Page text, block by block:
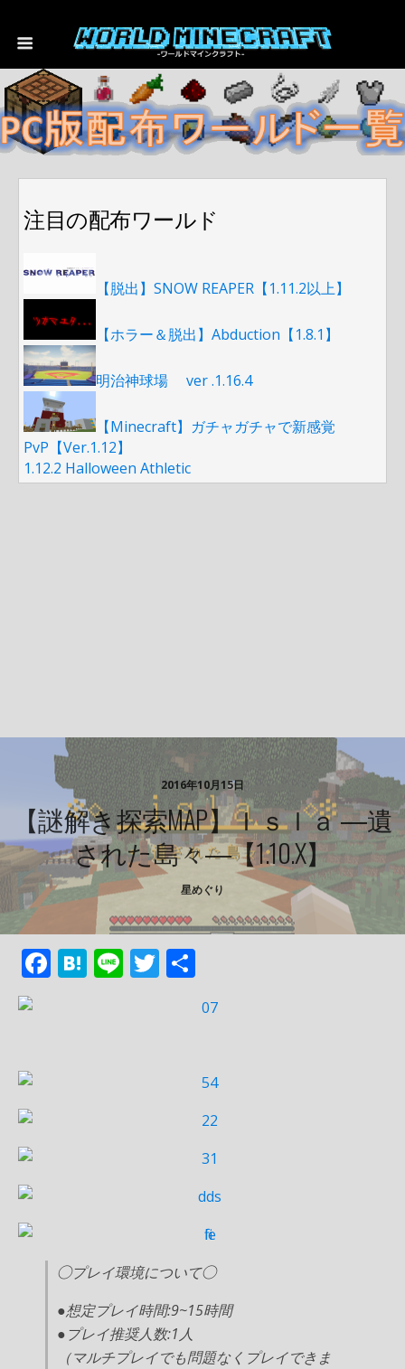
注目の配布ワールド
【脱出】SNOW REAPER【1.11.2以上】
【ホラー＆脱出】Abduction【1.8.1】
明治神球場 ver .1.16.4
【Minecraft】ガチャガチャで新感覚
PvP【Ver.1.12】
1.12.2 Halloween Athletic
2016年10月15日
【謎解き探索MAP】ｉｓｌａ ―遺
された島々―【1.10.x】
星めぐり
F H Li T
有
◯プレイ環境について◯
●想定プレイ時間:9~15時間
●プレイ推奨人数:1人
（マルチプレイでも問題なくプレイできま